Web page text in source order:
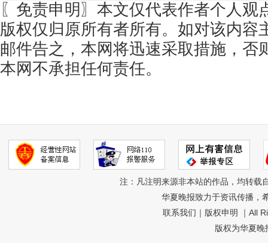
〖免责申明〗本文仅代表作者个人观
版权仅归原所有者所有。如对该内容
邮件告之，本网将迅速采取措施，否
本网不承担任何责任。
注：凡注明来源非本站的作品，均转载
华夏晚报致力于资讯传播，
联系我们 ｜ 版权申明 ｜All
版权为华夏